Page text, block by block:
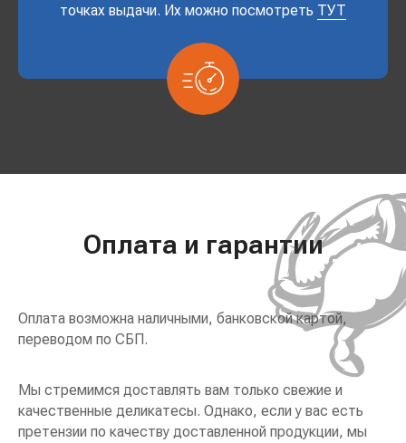
точках выдачи. Их можно посмотреть ТУТ
Оплата и гарантии
Оплата возможна наличными, банковской картой,
переводом по СБП.
Мы стремимся доставлять вам только свежие и
качественные деликатесы. Однако, если у вас есть
претензии по качеству доставленной продукции, мы